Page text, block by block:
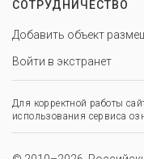
СОТРУДНИЧЕСТВО
Добавить объект
Войти в экстранет
Для корректной работы
использования сервиса